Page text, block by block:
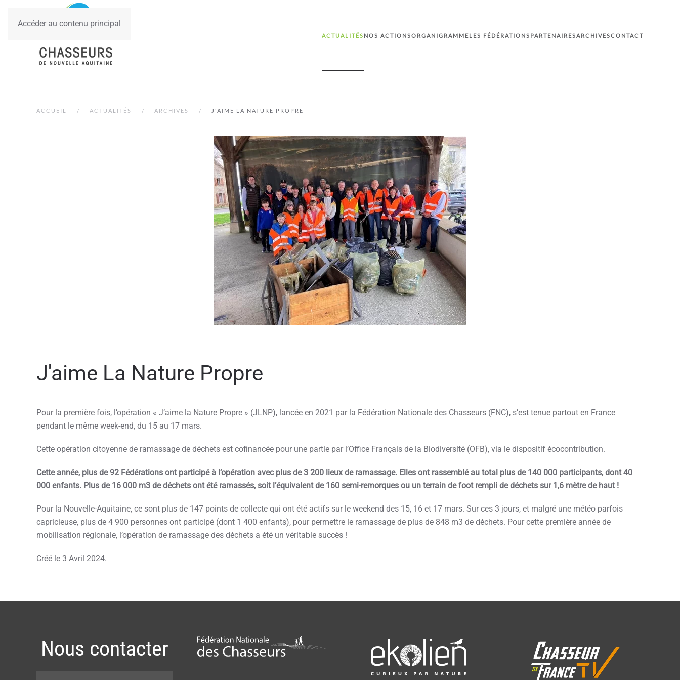
Accéder au contenu principal
ACTUALITÉS NOS ACTIONSORGANIGRAMMELES FÉDÉRATIONS PARTENAIRES ARCHIVESCONTACT
ACCUEIL ACTUALITÉS ARCHIVES J'AIME LA NATURE PROPRE
J'aime La Nature Propre
Pour la première fois, l’opération « J’aime la Nature Propre » (JLNP), lancée en 2021 par la Fédération Nationale des Chasseurs (FNC), s’est tenue partout en France
pendant le même week-end, du 15 au 17 mars.
Cette opération citoyenne de ramassage de déchets est cofinancée pour une partie par l’Office Français de la Biodiversité (OFB), via le dispositif écocontribution.
Cette année, plus de 92 Fédérations ont participé à l’opération avec plus de 3 200 lieux de ramassage. Elles ont rassemblé au total plus de 140 000 participants, dont 40
000 enfants. Plus de 16 000 m3 de déchets ont été ramassés, soit l’équivalent de 160 semi-remorques ou un terrain de foot rempli de déchets sur 1,6 mètre de haut !
Pour la Nouvelle-Aquitaine, ce sont plus de 147 points de collecte qui ont été actifs sur le weekend des 15, 16 et 17 mars. Sur ces 3 jours, et malgré une météo parfois
capricieuse, plus de 4 900 personnes ont participé (dont 1 400 enfants), pour permettre le ramassage de plus de 848 m3 de déchets. Pour cette première année de
mobilisation régionale, l’opération de ramassage des déchets a été un véritable succès !
Créé le 3 Avril 2024.
Nous contacter